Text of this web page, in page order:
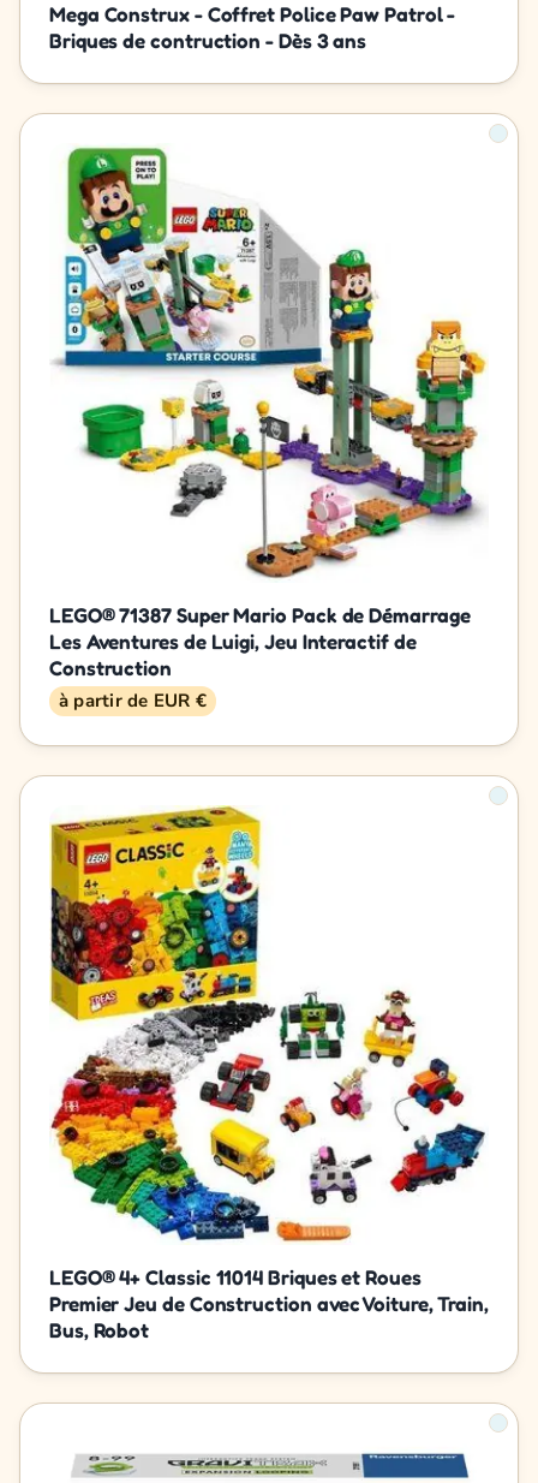
Mega Construx - Coffret Police Paw Patrol -
Briques de contruction - Dès 3 ans
LEGO® 71387 Super Mario Pack de Démarrage
Les Aventures de Luigi, Jeu Interactif de
Construction
à partir de EUR €
LEGO® 4+ Classic 11014 Briques et Roues
Premier Jeu de Construction avec Voiture, Train,
Bus, Robot